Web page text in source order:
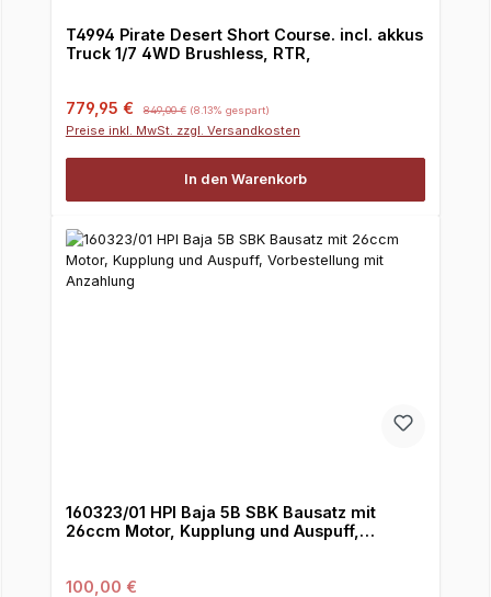
T4994 Pirate Desert Short Course. incl. akkus
Truck 1/7 4WD Brushless, RTR,
Verkaufspreis:
779,95 € 849,00 € (8.13% gespart)
Preise inkl. MwSt. zzgl. Versandkosten
In den Warenkorb
160323/01 HPI Baja 5B SBK Bausatz mit
26ccm Motor, Kupplung und Auspuff,
Regulärer Preis:
100,00 €